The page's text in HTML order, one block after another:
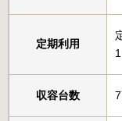
定期利用
収容台数